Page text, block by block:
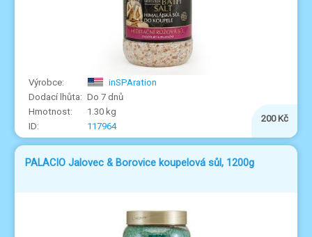
inSPAration
Do 7 dnů
1.30 kg
117964
200 Kč
PALACIO Jalovec & Borovice koupelová sůl, 1200g